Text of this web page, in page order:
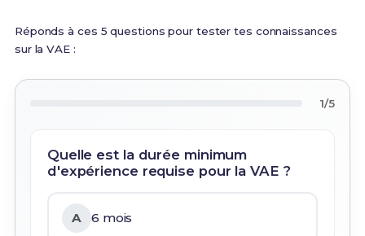
Réponds à ces 5 questions pour tester tes connaissances
sur la VAE :
1/5
Quelle est la durée minimum
d'expérience requise pour la VAE ?
A 6 mois